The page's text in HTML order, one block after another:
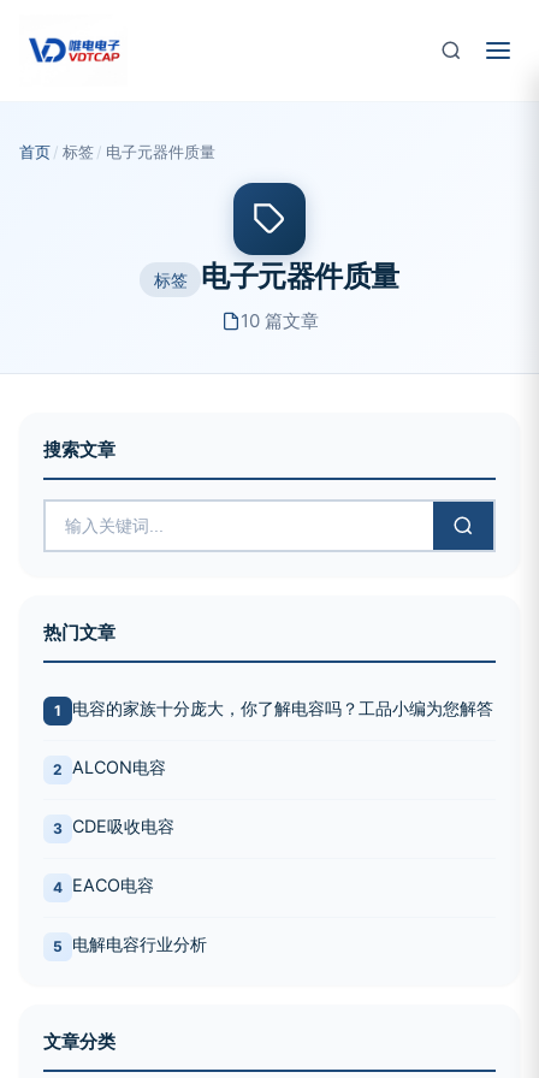
首页 / 标签 / 电子元器件质量
标签 电子元器件质量
10 篇文章
搜索文章
热门文章
1 电容的家族十分庞大，你了解电容吗？工品小编为您解答
2 ALCON电容
3 CDE吸收电容
4 EACO电容
5 电解电容行业分析
文章分类